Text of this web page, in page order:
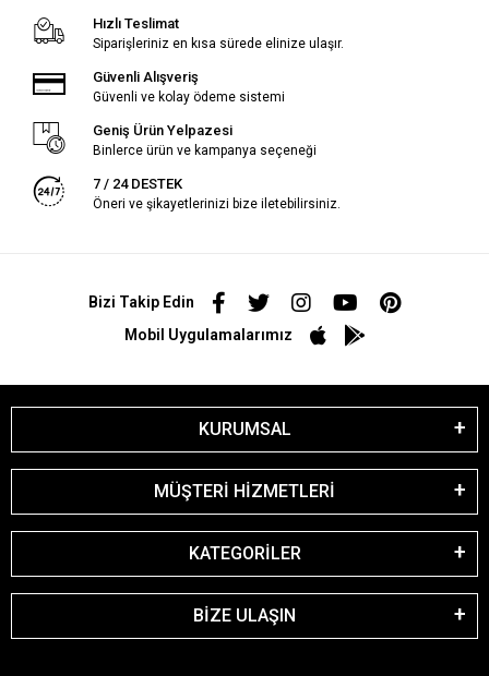
Hızlı Teslimat
Siparişleriniz en kısa sürede elinize ulaşır.
Güvenli Alışveriş
Güvenli ve kolay ödeme sistemi
Geniş Ürün Yelpazesi
Binlerce ürün ve kampanya seçeneği
7 / 24 DESTEK
Öneri ve şikayetlerinizi bize iletebilirsiniz.
Bizi Takip Edin
Mobil Uygulamalarımız
KURUMSAL
MÜŞTERİ HİZMETLERİ
KATEGORİLER
BİZE ULAŞIN